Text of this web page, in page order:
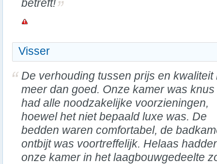
betreft!
Visser
De verhouding tussen prijs en kwaliteit
meer dan goed. Onze kamer was knus
had alle noodzakelijke voorzieningen,
hoewel het niet bepaald luxe was. De
bedden waren comfortabel, de
ontbijt was voortreffelijk. Helaas
onze kamer in het laagbouwgedeelte